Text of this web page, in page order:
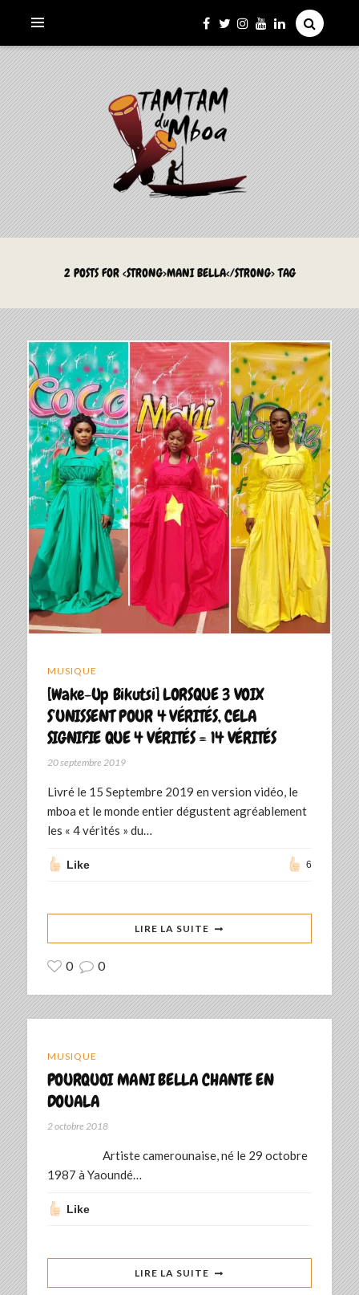
LE TAMTAM DU MBOA
La Culture du Mboa Dévoilée !
2 POSTS FOR <STRONG>MANI BELLA</STRONG> TAG
MUSIQUE
[Wake-Up Bikutsi] LORSQUE 3 VOIX
S’UNISSENT POUR 4 VÉRITÉS, CELA
SIGNIFIE QUE 4 VÉRITÉS = 14 VÉRITÉS
20 septembre 2019
Livré le 15 Septembre 2019 en version vidéo, le
mboa et le monde entier dégustent agréablement
les « 4 vérités » du…
Like 6
LIRE LA SUITE
0 0
MUSIQUE
POURQUOI MANI BELLA CHANTE EN
DOUALA
2 octobre 2018
Artiste camerounaise, né le 29 octobre
1987 à Yaoundé…
Like
LIRE LA SUITE